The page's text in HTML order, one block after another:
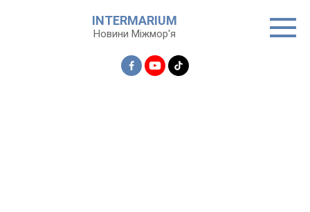
INTERMARIUM
Новини Міжмор'я